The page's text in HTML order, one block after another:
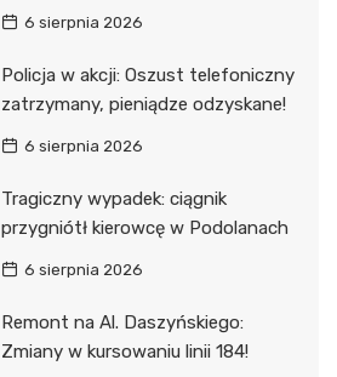
6 sierpnia 2026
Policja w akcji: Oszust telefoniczny
zatrzymany, pieniądze odzyskane!
6 sierpnia 2026
Tragiczny wypadek: ciągnik
przygniótł kierowcę w Podolanach
6 sierpnia 2026
Remont na Al. Daszyńskiego:
Zmiany w kursowaniu linii 184!